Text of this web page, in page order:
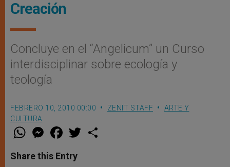
Creación
Concluye en el “Angelicum” un Curso
interdisciplinar sobre ecología y
teología
FEBRERO 10, 2010 00:00 ZENIT STAFF
ARTE Y
CULTURA
W
t
s
M
e
s
e
F
a
e
b
w
Share this Entry